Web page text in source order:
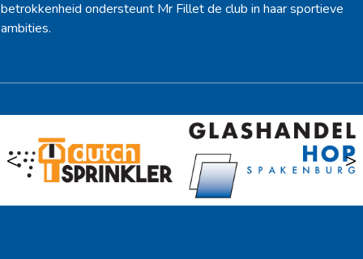
betrokkenheid ondersteunt Mr Fillet de club in haar sportieve
ambities.
< >